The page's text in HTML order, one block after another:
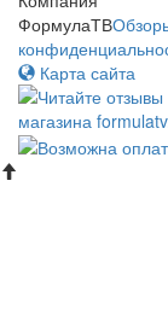
ФормулаТВ
Карта сайта